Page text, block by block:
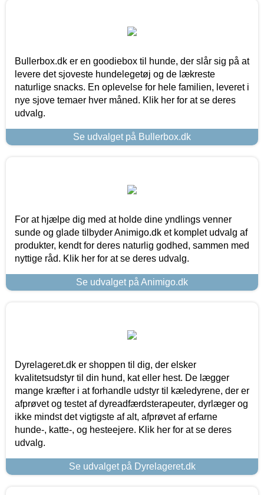
Bullerbox.dk er en goodiebox til hunde, der slår sig på at
levere det sjoveste hundelegetøj og de lækreste
naturlige snacks. En oplevelse for hele familien, leveret i
nye sjove temaer hver måned. Klik her for at se deres
udvalg.
Se udvalget på Bullerbox.dk
For at hjælpe dig med at holde dine yndlings venner
sunde og glade tilbyder Animigo.dk et komplet udvalg af
produkter, kendt for deres naturlig godhed, sammen med
nyttige råd. Klik her for at se deres udvalg.
Se udvalget på Animigo.dk
Dyrelageret.dk er shoppen til dig, der elsker
kvalitetsudstyr til din hund, kat eller hest. De lægger
mange kræfter i at forhandle udstyr til kæledyrene, der er
afprøvet og testet af dyreadfærdsterapeuter, dyrlæger og
ikke mindst det vigtigste af alt, afprøvet af erfarne
hunde-, katte-, og hesteejere. Klik her for at se deres
udvalg.
Se udvalget på Dyrelageret.dk